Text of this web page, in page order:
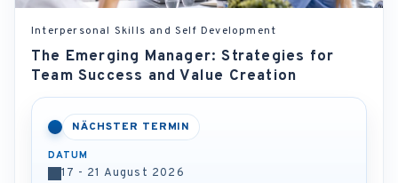
Interpersonal Skills and Self Development
The Emerging Manager: Strategies for
Team Success and Value Creation
NÄCHSTER TERMIN
DATUM
17 - 21 August 2026